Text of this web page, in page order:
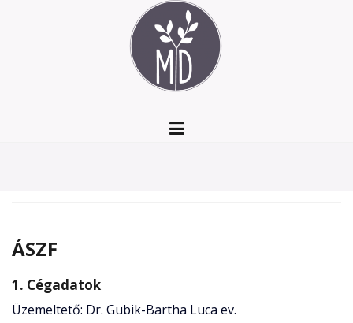
ÁSZF
1. Cégadatok
Üzemeltető: Dr. Gubik-Bartha Luca ev.